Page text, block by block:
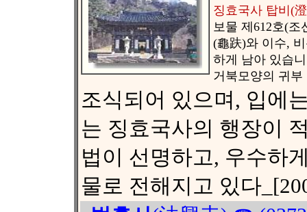
징효국사 탑비(
보물 제612호(조
(龜趺)와 이수,
하게 남아 있습
거북모양의 귀
조식되어 있으며, 입에
는 징효국사의 행장이
법이 선명하고, 우수하
물로 전해지고 있다